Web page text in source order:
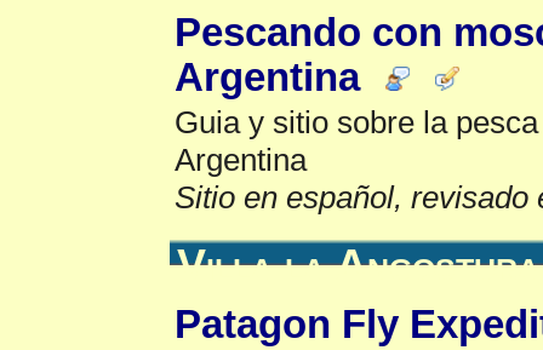
Pescando con
Argentina
Guia y sitio sobre la
Argentina
Sitio en español, revisado
Villa la Angostura
Patagon Fly